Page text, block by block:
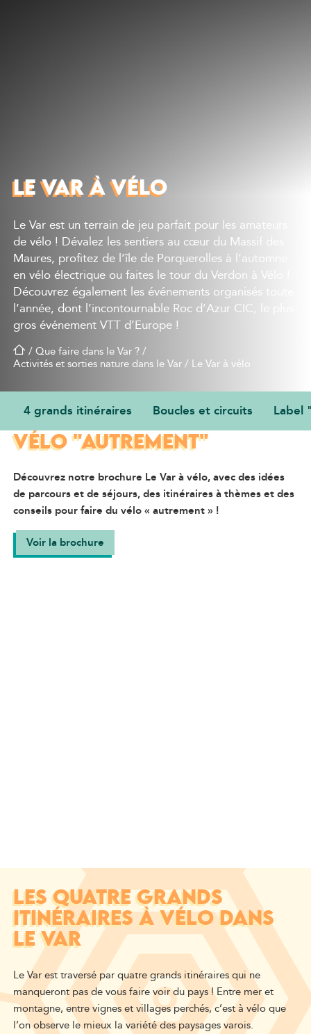
LE VAR À VÉLO
Le Var est un terrain de jeu parfait pour les amateurs
de vélo ! Dévalez les sentiers au cœur du Massif des
Maures, profitez de l’île de Porquerolles à l’automne
en vélo électrique ou faites le tour du Verdon à Vélo !
Découvrez également les événements organisés toute
l’année, dont l’incontournable Roc d’Azur CIC, le plus
gros événement VTT d’Europe !
/Que faire dans le Var ?/
Activités et sorties nature dans le Var/ Le Var à vélo
4 grands itinéraires Boucles et circuits Label
DES IDÉES POUR FAIRE DU
VÉLO "AUTREMENT"
Découvrez notre brochure Le Var à vélo, avec des idées
de parcours et de séjours, des itinéraires à thèmes et des
conseils pour faire du vélo « autrement » !
Voir la brochure
LES QUATRE GRANDS
ITINÉRAIRES À VÉLO DANS
LE VAR
Le Var est traversé par quatre grands itinéraires qui ne
manqueront pas de vous faire voir du pays ! Entre mer et
montagne, entre vignes et villages perchés, c’est à vélo que
l’on observe le mieux la variété des paysages varois.